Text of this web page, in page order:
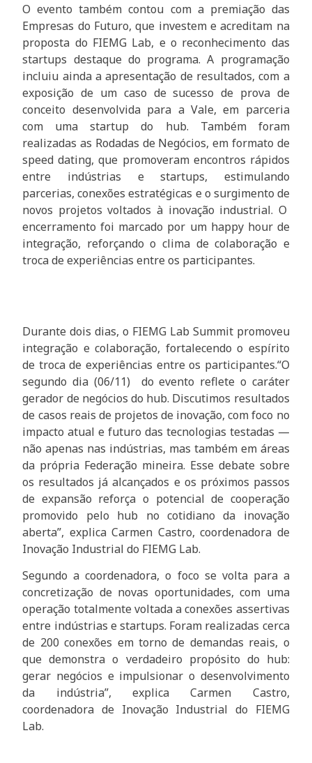
O evento também contou com a premiação das
Empresas do Futuro, que investem e acreditam na
proposta do FIEMG Lab, e o reconhecimento das
startups destaque do programa. A programação
incluiu ainda a apresentação de resultados, com a
exposição de um caso de sucesso de prova de
conceito desenvolvida para a Vale, em parceria
com uma startup do hub. Também foram
realizadas as Rodadas de Negócios, em formato de
speed dating, que promoveram encontros rápidos
entre indústrias e startups, estimulando
parcerias, conexões estratégicas e o surgimento de
novos projetos voltados à inovação industrial. O
encerramento foi marcado por um happy hour de
integração, reforçando o clima de colaboração e
troca de experiências entre os participantes.
Durante dois dias, o FIEMG Lab Summit promoveu
integração e colaboração, fortalecendo o espírito
de troca de experiências entre os participantes.“O
segundo dia (06/11) do evento reflete o caráter
gerador de negócios do hub. Discutimos resultados
de casos reais de projetos de inovação, com foco no
impacto atual e futuro das tecnologias testadas —
não apenas nas indústrias, mas também em áreas
da própria Federação mineira. Esse debate sobre
os resultados já alcançados e os próximos passos
de expansão reforça o potencial de cooperação
promovido pelo hub no cotidiano da inovação
aberta”, explica Carmen Castro, coordenadora de
Inovação Industrial do FIEMG Lab.
Segundo a coordenadora, o foco se volta para a
concretização de novas oportunidades, com uma
operação totalmente voltada a conexões assertivas
entre indústrias e startups. Foram realizadas cerca
de 200 conexões em torno de demandas reais, o
que demonstra o verdadeiro propósito do hub:
gerar negócios e impulsionar o desenvolvimento
da indústria”, explica Carmen Castro,
coordenadora de Inovação Industrial do FIEMG
Lab.